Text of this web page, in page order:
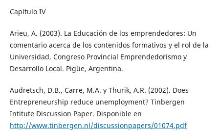
Capítulo IV
Arieu, A. (2003). La Educación de los emprendedores: Un
comentario acerca de los contenidos formativos y el rol de la
Universidad. Congreso Provincial Emprendedorismo y
Desarrollo Local. Pigüe, Argentina.
Audretsch, D.B., Carre, M.A. y Thurik, A.R. (2002). Does
Entrepreneurship reduce unemployment? Tinbergen
Intitute Discussion Paper. Disponible en
http://www.tinbergen.nl/discussionpapers/01074.pdf